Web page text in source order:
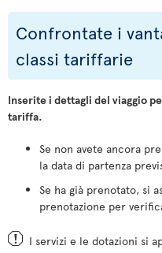
Confrontate i
classi tariffarie
Inserite i dettagli del viaggio
tariffa.
Se non avete ancora
la data di partenza
Se ha già prenotato, si
prenotazione per
I servizi e le dotazioni si